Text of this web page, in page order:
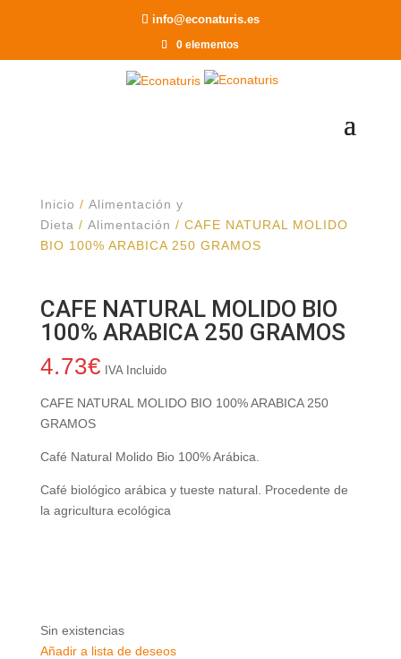
info@econaturis.es
0 elementos
Inicio / Alimentación y
Dieta / Alimentación / CAFE NATURAL MOLIDO
BIO 100% ARABICA 250 GRAMOS
CAFE NATURAL MOLIDO BIO
100% ARABICA 250 GRAMOS
4.73€ IVA Incluido
CAFE NATURAL MOLIDO BIO 100% ARABICA 250
GRAMOS
Café Natural Molido Bio 100% Arábica.
Café biológico arábica y tueste natural. Procedente de
la agricultura ecológica
Sin existencias
Añadir a lista de deseos